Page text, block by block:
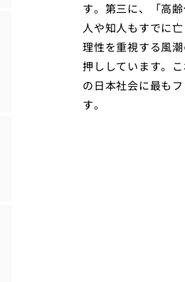
す。第三に、「高
人や知人もすでに
理性を重視する風
押ししています。
の日本社会に最も
す。